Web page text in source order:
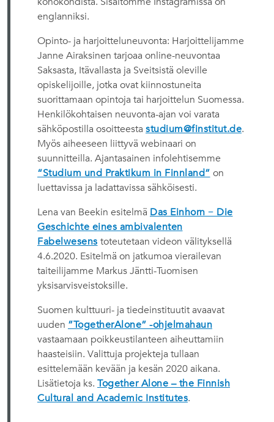
englanniksi.
Opinto- ja harjoitteluneuvonta: Harjoittelijamme
Janne Airaksinen tarjoaa online-neuvontaa
Saksasta, Itävallasta ja Sveitsistä oleville
opiskelijoille, jotka ovat kiinnostuneita
suorittamaan opintoja tai harjoittelun Suomessa.
Henkilökohtaisen neuvonta-ajan voi varata
sähköpostilla osoitteesta studium@finstitut.de.
Myös aiheeseen liittyvä webinaari on
suunnitteilla. Ajantasainen infolehtisemme
“Studium und Praktikum in Finnland” on
luettavissa ja ladattavissa sähköisesti.
Lena van Beekin esitelmä Das Einhorn − Die
Geschichte eines ambivalenten
Fabelwesens toteutetaan videon välityksellä
4.6.2020. Esitelmä on jatkumoa vierailevan
taiteilijamme Markus Jäntti-Tuomisen
yksisarvisveistoksille.
Suomen kulttuuri- ja tiedeinstituutit avaavat
uuden ”TogetherAlone” -ohjelmahaun
vastaamaan poikkeustilanteen aiheuttamiin
haasteisiin. Valittuja projekteja tullaan
esittelemään kevään ja kesän 2020 aikana.
Lisätietoja ks. Together Alone – the Finnish
Cultural and Academic Institutes.